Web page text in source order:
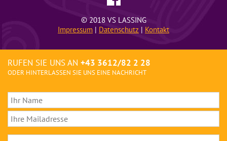
© 2018 VS LASSING
Impressum | Datenschutz | Kontakt
RUFEN SIE UNS AN +43 3612/82 2 28
ODER HINTERLASSEN SIE UNS EINE NACHRICHT